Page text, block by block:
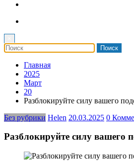
Главная
2025
Март
20
Разблокируйте силу вашего
Без рубрики Helen 20.03.2025 0
Разблокируйте силу вашего